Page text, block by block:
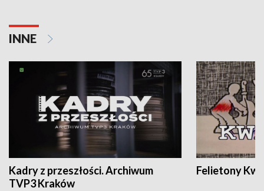
INNE
Kadry z przeszłości. Archiwum
TVP3 Kraków
Felietony